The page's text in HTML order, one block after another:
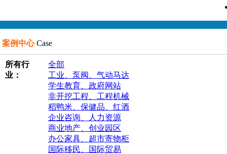
案例中心Case
所有行
业：
全部
工业、泵阀、气动马达
学生教育、政府网站
非开挖工程、工程机械
稻鸭米、保健品、红酒
企业咨询、人力资源
商业地产、创业园区
办公家具、超市寄物柜
国际移民、国际贸易